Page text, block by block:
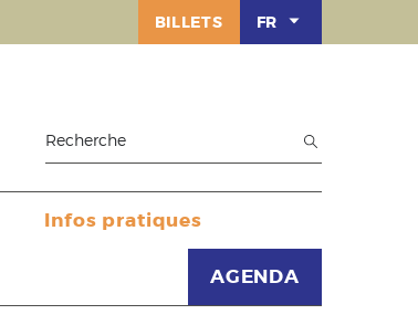
FR
BILLETS
Infos pratiques
AGENDA